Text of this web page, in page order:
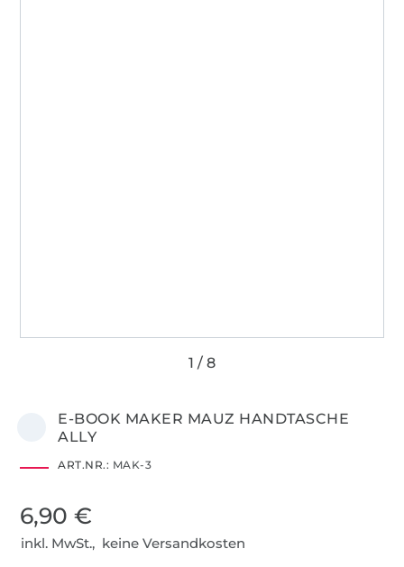
E-BOOK MAKER MAUZ HANDTASCHE
ALLY
ART.NR.: MAK-3
6,90 €
inkl. MwSt., keine Versandkosten